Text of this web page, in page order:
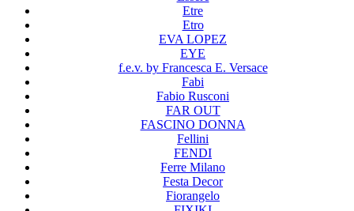
Etre
Etro
EVA LOPEZ
EYE
f.e.v. by Francesca E. Versace
Fabi
Fabio Rusconi
FAR OUT
FASCINO DONNA
Fellini
FENDI
Ferre Milano
Festa Decor
Fiorangelo